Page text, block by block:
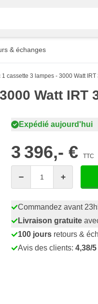
& échanges
cassette 3 lampes - 3000 Watt IRT
Watt IRT
Expédié aujourd'hui
3 396,- € TTC
Commandez avant
Livraison gratuite
100 jours retours &
Avis des clients: 4,38/5